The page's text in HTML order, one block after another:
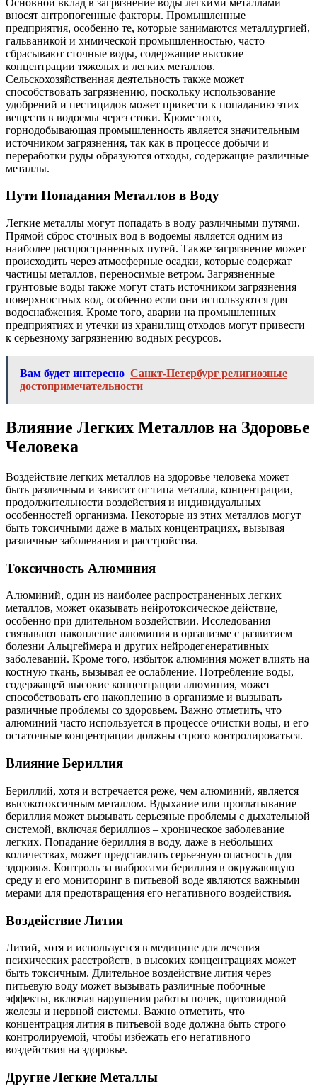
вносят антропогенные факторы. Промышленные
предприятия, особенно те, которые занимаются металлургией,
гальваникой и химической промышленностью, часто
сбрасывают сточные воды, содержащие высокие
концентрации тяжелых и легких металлов.
Сельскохозяйственная деятельность также может
способствовать загрязнению, поскольку использование
удобрений и пестицидов может привести к попаданию этих
веществ в водоемы через стоки. Кроме того,
горнодобывающая промышленность является значительным
источником загрязнения, так как в процессе добычи и
переработки руды образуются отходы, содержащие различные
металлы.
Пути Попадания Металлов в Воду
Легкие металлы могут попадать в воду различными путями.
Прямой сброс сточных вод в водоемы является одним из
наиболее распространенных путей. Также загрязнение может
происходить через атмосферные осадки, которые содержат
частицы металлов, переносимые ветром. Загрязненные
грунтовые воды также могут стать источником загрязнения
поверхностных вод, особенно если они используются для
водоснабжения. Кроме того, аварии на промышленных
предприятиях и утечки из хранилищ отходов могут привести
к серьезному загрязнению водных ресурсов.
Вам будет интересно Санкт-Петербург религиозные
достопримечательности
Влияние Легких Металлов на Здоровье
Человека
Воздействие легких металлов на здоровье человека может
быть различным и зависит от типа металла, концентрации,
продолжительности воздействия и индивидуальных
особенностей организма. Некоторые из этих металлов могут
быть токсичными даже в малых концентрациях, вызывая
различные заболевания и расстройства.
Токсичность Алюминия
Алюминий, один из наиболее распространенных легких
металлов, может оказывать нейротоксическое действие,
особенно при длительном воздействии. Исследования
связывают накопление алюминия в организме с развитием
болезни Альцгеймера и других нейродегенеративных
заболеваний. Кроме того, избыток алюминия может влиять на
костную ткань, вызывая ее ослабление. Потребление воды,
содержащей высокие концентрации алюминия, может
способствовать его накоплению в организме и вызывать
различные проблемы со здоровьем. Важно отметить, что
алюминий часто используется в процессе очистки воды, и его
остаточные концентрации должны строго контролироваться.
Влияние Бериллия
Бериллий, хотя и встречается реже, чем алюминий, является
высокотоксичным металлом. Вдыхание или проглатывание
бериллия может вызывать серьезные проблемы с дыхательной
системой, включая бериллиоз – хроническое заболевание
легких. Попадание бериллия в воду, даже в небольших
количествах, может представлять серьезную опасность для
здоровья. Контроль за выбросами бериллия в окружающую
среду и его мониторинг в питьевой воде являются важными
мерами для предотвращения его негативного воздействия.
Воздействие Лития
Литий, хотя и используется в медицине для лечения
психических расстройств, в высоких концентрациях может
быть токсичным. Длительное воздействие лития через
питьевую воду может вызывать различные побочные
эффекты, включая нарушения работы почек, щитовидной
железы и нервной системы. Важно отметить, что
концентрация лития в питьевой воде должна быть строго
контролируемой, чтобы избежать его негативного
воздействия на здоровье.
Другие Легкие Металлы